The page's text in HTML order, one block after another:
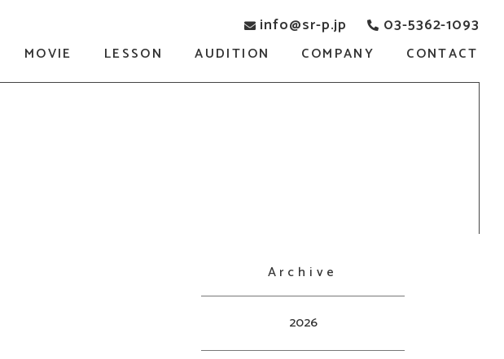
info@sr-p.jp 03-5362-1093
MOVIE LESSON AUDITION COMPANY CONTACT
Archive
2026